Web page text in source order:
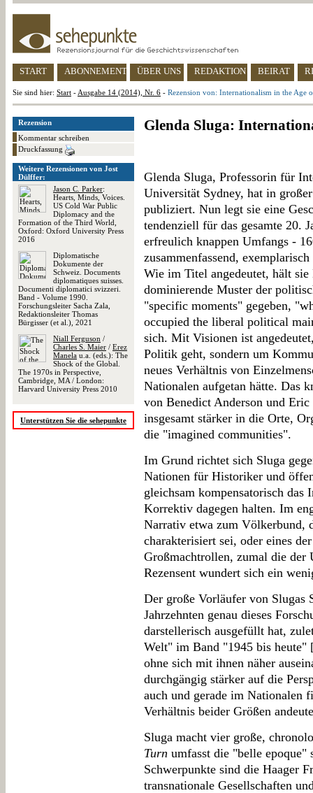
START ABONNEMENT ÜBER UNS REDAKTION BEIRAT
Sie sind hier: Start - Ausgabe 14 (2014), Nr. 6 - Rezension von: Internationalism in the Age
Rezension
Kommentar schreiben
Druckfassung
Weitere Rezensionen von Jost
Dülffer:
Jason C. Parker:
Hearts, Minds, Voices.
US Cold War Public
Diplomacy and the
Formation of the Third World,
Oxford: Oxford University Press
2016
Diplomatische
Dokumente der
Schweiz. Documents
diplomatiques suisses.
Documenti diplomatici svizzeri.
Band - Volume 1990.
Forschungsleiter Sacha Zala,
Redaktionsleiter Thomas
Bürgisser (et al.), 2021
Niall Ferguson /
Charles S. Maier / Erez
Manela u.a. (eds.): The
Shock of the Global.
The 1970s in Perspective,
Cambridge, MA / London:
Harvard University Press 2010
Unterstützen Sie die sehepunkte
Glenda Sluga:
Glenda Sluga, Professorin für
Universität Sydney, hat in
publiziert. Nun legt sie eine
tendenziell für das gesamte 20.
erfreulich knappen Umfangs -
zusammenfassend,
Wie im Titel angedeutet, hält
dominierende Muster der
"specific moments" gegeben,
occupied the liberal political
sich. Mit Visionen ist
Politik geht, sondern um
neues Verhältnis von
Nationalen aufgetan hätte. Das
von Benedict Anderson und
insgesamt stärker in die Orte,
die "imagined communities".
Im Grund richtet sich Sluga
Nationen für Historiker und
gleichsam kompensatorisch das
Korrektiv dagegen halten. Im
Narrativ etwa zum Völkerbund,
charakterisiert sei, oder eines
Großmachtrollen, zumal die der
Rezensent wundert sich ein
Der große Vorläufer von Slugas
Jahrzehnten genau dieses
darstellerisch ausgefüllt hat,
Welt" im Band "1945 bis heute"
ohne sich mit ihnen näher
durchgängig stärker auf die
auch und gerade im Nationalen
Verhältnis beider Größen
Sluga macht vier große,
Turn umfasst die "belle epoque"
Schwerpunkte sind die Haager
transnationale Gesellschaften